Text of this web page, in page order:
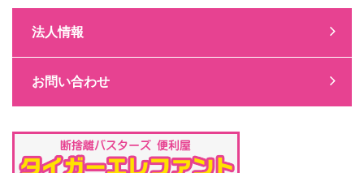
法人情報
お問い合わせ